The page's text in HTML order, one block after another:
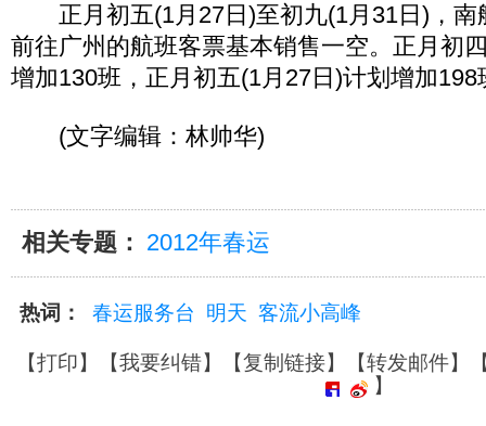
正月初五(1月27日)至初九(1月31日)，南
前往广州的航班客票基本销售一空。正月初
增加130班，正月初五(1月27日)计划增加198
(文字编辑：林帅华)
相关专题： 2012年春运
热词： 春运服务台 明天 客流小高峰
【打印】【我要纠错】【复制链接】【转发邮件】
】